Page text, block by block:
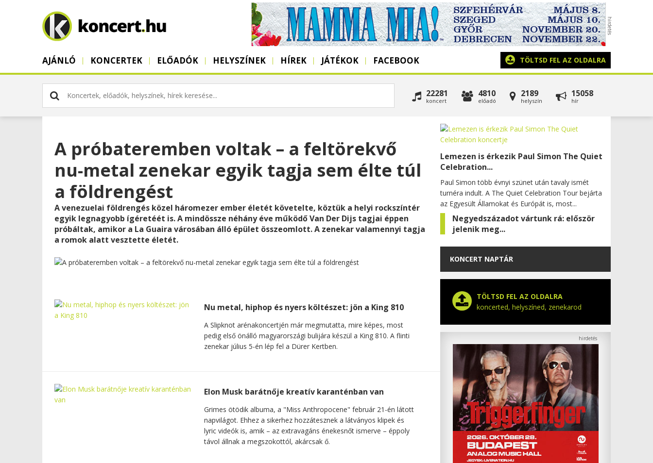
AJÁNLÓ KONCERTEK ELŐADÓK HELYSZÍNEK HÍREK JÁTÉKOK FACEBOOK TÖLTSD FEL AZ OLDALRA
22281
koncert
4810
előadó
2189
helyszín
15058
hír
A próbateremben voltak – a feltörekvő
nu-metal zenekar egyik tagja sem élte túl
a földrengést
A venezuelai földrengés közel háromezer ember életét követelte, köztük a helyi rockszíntér
egyik legnagyobb ígéretéét is. A mindössze néhány éve működő Van Der Dijs tagjai éppen
próbáltak, amikor a La Guaira városában álló épület összeomlott. A zenekar valamennyi tagja
a romok alatt vesztette életét.
Nu metal, hiphop és nyers költészet: jön a King 810
A Slipknot arénakoncertjén már megmutatta, mire képes, most
pedig első önálló magyarországi bulijára készül a King 810. A flinti
zenekar július 5-én lép fel a Dürer Kertben.
Elon Musk barátnője kreatív karanténban van
Grimes ötödik albuma, a "Miss Anthropocene" február 21-én látott
napvilágot. Ehhez a sikerhez hozzátesznek a látványos klipek és
lyric videók is, amik – az extravagáns énekesnőt ismerve – éppoly
távol állnak a megszokottól, akárcsak ő.
Lemezen is érkezik Paul Simon The Quiet
Celebration...
Paul Simon több évnyi szünet után tavaly ismét
turnéra indult. A The Quiet Celebration Tour bejárta
az Egyesült Államokat és Európát is, most...
Negyedszázadot vártunk rá: először
jelenik meg...
KONCERT NAPTÁR
TÖLTSD FEL AZ OLDALRA
koncerted, helyszíned, zenekarod